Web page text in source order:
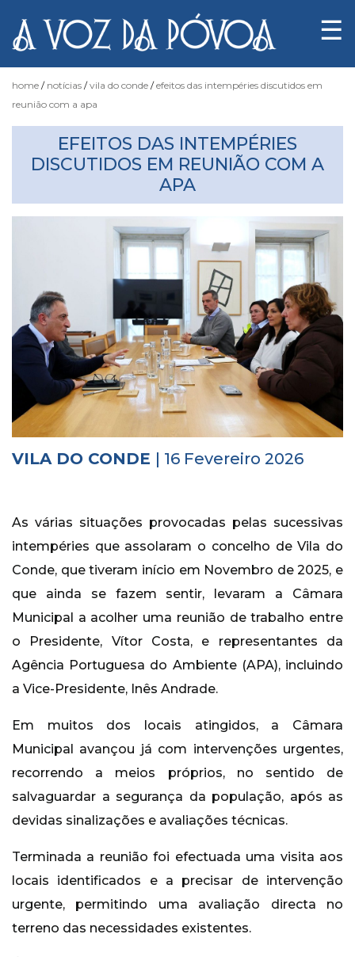
Notícias
do
Marés
Histórico
Vídeos
Contactos
☰
home notícias vila do conde
efeitos das intempéries discutidos em
reunião com a apa
EFEITOS DAS INTEMPÉRIES
DISCUTIDOS EM REUNIÃO COM A
APA
VILA DO CONDE | 16 Fevereiro 2026
As várias situações provocadas pelas sucessivas
intempéries que assolaram o concelho de Vila do
Conde, que tiveram início em Novembro de 2025, e
que ainda se fazem sentir, levaram a Câmara
Municipal a acolher uma reunião de trabalho entre
o Presidente, Vítor Costa, e representantes da
Agência Portuguesa do Ambiente (APA), incluindo
a Vice-Presidente, Inês Andrade.
Em muitos dos locais atingidos, a Câmara
Municipal avançou já com intervenções urgentes,
recorrendo a meios próprios, no sentido de
salvaguardar a segurança da população, após as
devidas sinalizações e avaliações técnicas.
Terminada a reunião foi efectuada uma visita aos
locais identificados e a precisar de intervenção
urgente, permitindo uma avaliação directa no
terreno das necessidades existentes.